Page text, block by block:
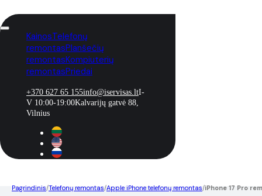
KainosTelefonų
remontasPlanšečių
remontasKompiuterių
remontasPriedai
+370 627 65 155info@iservisas.ltI-
V 10:00-19:00Kalvarijų gatvė 88,
Vilnius
Pagrindinis/Telefonų remontas/Apple iPhone telefonų remontas/iPhone 17 Pro